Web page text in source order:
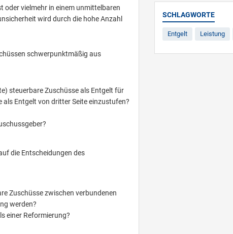
oder vielmehr in einem unmittelbaren
wird durch die hohe Anzahl
schwerpunktmäßig aus
steuerbare Zuschüsse als Entgelt für
Entgelt von dritter Seite einzustufen?
die Entscheidungen des
Zuschüsse zwischen verbundenen
werden?
einer Reformierung?
SCHLAGWORTE
Entgelt Leistung